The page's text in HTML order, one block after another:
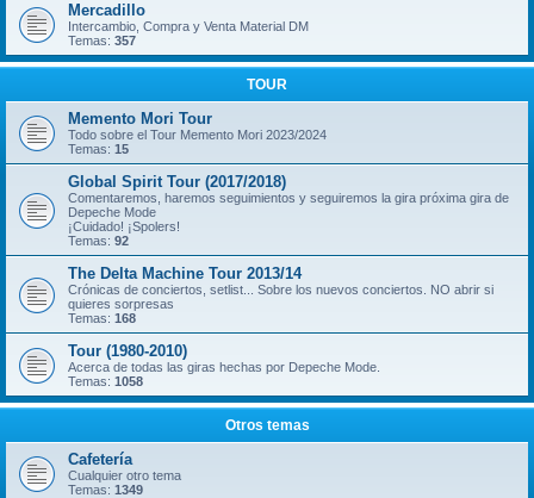
Mercadillo
Intercambio, Compra y Venta Material DM
Temas: 357
TOUR
Memento Mori Tour
Todo sobre el Tour Memento Mori 2023/2024
Temas: 15
Global Spirit Tour (2017/2018)
Comentaremos, haremos seguimientos y seguiremos la gira próxima gira de
Depeche Mode
¡Cuidado! ¡Spolers!
Temas: 92
The Delta Machine Tour 2013/14
Crónicas de conciertos, setlist... Sobre los nuevos conciertos. NO abrir si
quieres sorpresas
Temas: 168
Tour (1980-2010)
Acerca de todas las giras hechas por Depeche Mode.
Temas: 1058
Otros temas
Cafetería
Cualquier otro tema
Temas: 1349